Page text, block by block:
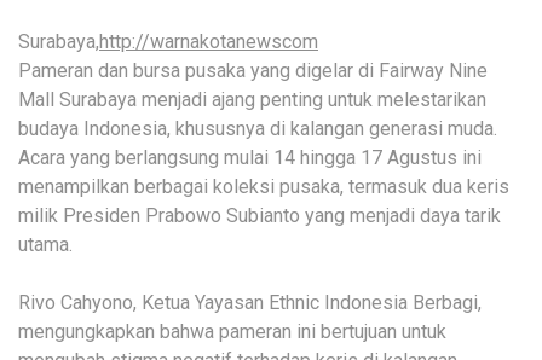
Surabaya,http://warnakotanewscom
Pameran dan bursa pusaka yang digelar di Fairway Nine
Mall Surabaya menjadi ajang penting untuk melestarikan
budaya Indonesia, khususnya di kalangan generasi muda.
Acara yang berlangsung mulai 14 hingga 17 Agustus ini
menampilkan berbagai koleksi pusaka, termasuk dua keris
milik Presiden Prabowo Subianto yang menjadi daya tarik
utama.
Rivo Cahyono, Ketua Yayasan Ethnic Indonesia Berbagi,
mengungkapkan bahwa pameran ini bertujuan untuk